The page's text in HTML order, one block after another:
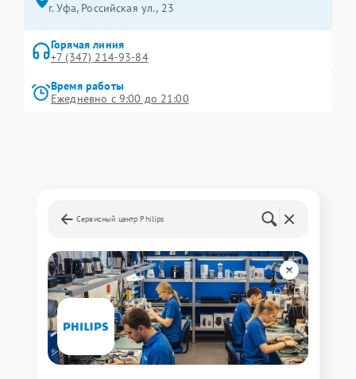
г. Уфа, Российская ул., 23
Горячая линия
+7 (347) 214-93-84
Время работы
Ежедневно с 9:00 до 21:00
Сервисный центр Philips